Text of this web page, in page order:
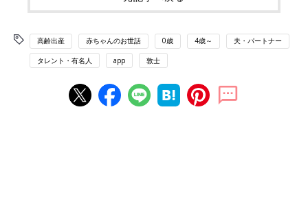
高齢出産 赤ちゃんのお世話 0歳 4歳～ 夫・パートナー
タレント・有名人 app 敦士